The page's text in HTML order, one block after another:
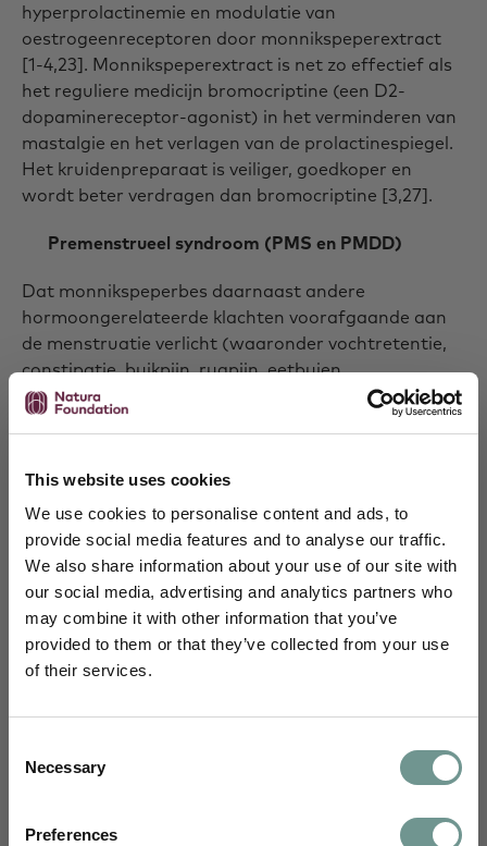
This website uses cookies
We use cookies to personalise content and ads, to
provide social media features and to analyse our traffic.
We also share information about your use of our site with
our social media, advertising and analytics partners who
may combine it with other information that you’ve
provided to them or that they’ve collected from your use
of their services.
Selection
Necessary
Preferences
hyperprolactinemie en modulatie van
oestrogeenreceptoren door monnikspeperextract
[1-4,23]. Monnikspeperextract is net zo effectief als
het reguliere medicijn bromocriptine (een D2-
dopaminereceptor-agonist) in het verminderen van
mastalgie en het verlagen van de prolactinespiegel.
Het kruidenpreparaat is veiliger, goedkoper en
wordt beter verdragen dan bromocriptine [3,27].
Premenstrueel syndroom (PMS en PMDD)
Dat monnikspeperbes daarnaast andere
hormoongerelateerde klachten voorafgaande aan
de menstruatie verlicht (waaronder vochtretentie,
constipatie, buikpijn, rugpijn, eetbuien,
prikkelbaarheid, neerslachtigheid,
stemmingswisselingen, hoofdpijn, hartkloppingen
placebogecontroleerde, vergelijkende en
In één van deze studies (n=170) werd
monnikspeperbes gebruikt tijdens drie
opeenvolgende cycli. Het resultaat was een
significante vermindering van psychische en
lichamelijke klachten van PMS (geïrriteerdheid,
stemmingsverandering, boosheid, hoofdpijn en
mastalgie). Bij 52% van de vrouwen die
50% af [9,31].
Onlangs is in een Chinese placebogecontroleerde
castusextract effectief is bij matige tot ernstige
Schrijf je in en blijf je verdiepen
Je ontvangt maandelijks wetenschappelijke
nascholingen, en kennisartikelen vertaald
naar jouw dagelijkse praktijk.
Voornaam